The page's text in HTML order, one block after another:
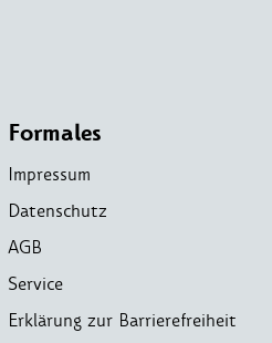
Formales
Impressum
Datenschutz
AGB
Service
Erklärung zur Barrierefreiheit